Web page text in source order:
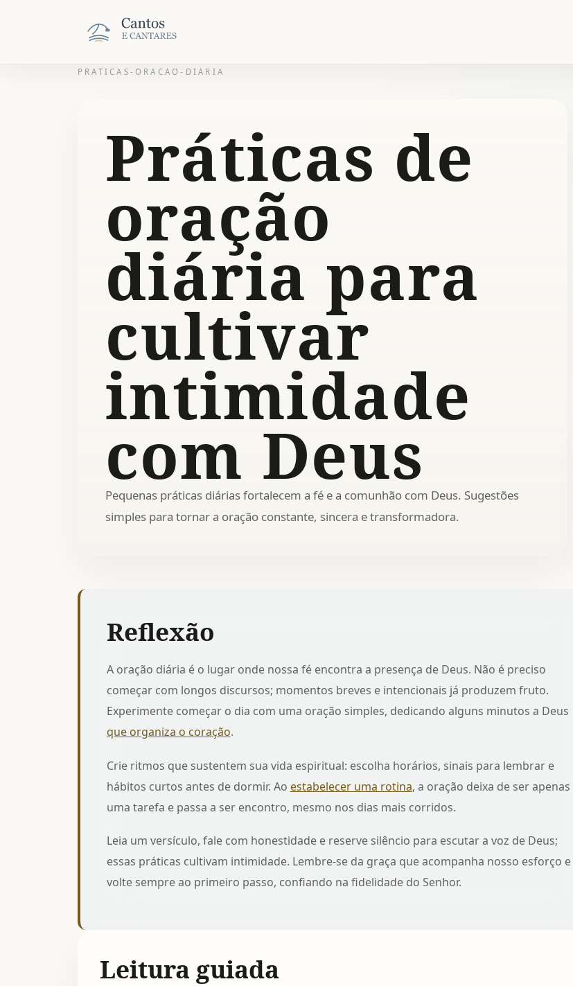
PRATICAS-ORACAO-DIARIA
Práticas de
oração
diária para
cultivar
intimidade
com Deus
Pequenas práticas diárias fortalecem a fé e a comunhão com Deus. Sugestões
simples para tornar a oração constante, sincera e transformadora.
Reflexão
A oração diária é o lugar onde nossa fé encontra a presença de Deus. Não é preciso
começar com longos discursos; momentos breves e intencionais já produzem fruto.
Experimente começar o dia com uma oração simples, dedicando alguns minutos a Deus
que organiza o coração.
Crie ritmos que sustentem sua vida espiritual: escolha horários, sinais para lembrar e
hábitos curtos antes de dormir. Ao estabelecer uma rotina, a oração deixa de ser apenas
uma tarefa e passa a ser encontro, mesmo nos dias mais corridos.
Leia um versículo, fale com honestidade e reserve silêncio para escutar a voz de Deus;
essas práticas cultivam intimidade. Lembre-se da graça que acompanha nosso esforço e
volte sempre ao primeiro passo, confiando na fidelidade do Senhor.
Leitura guiada